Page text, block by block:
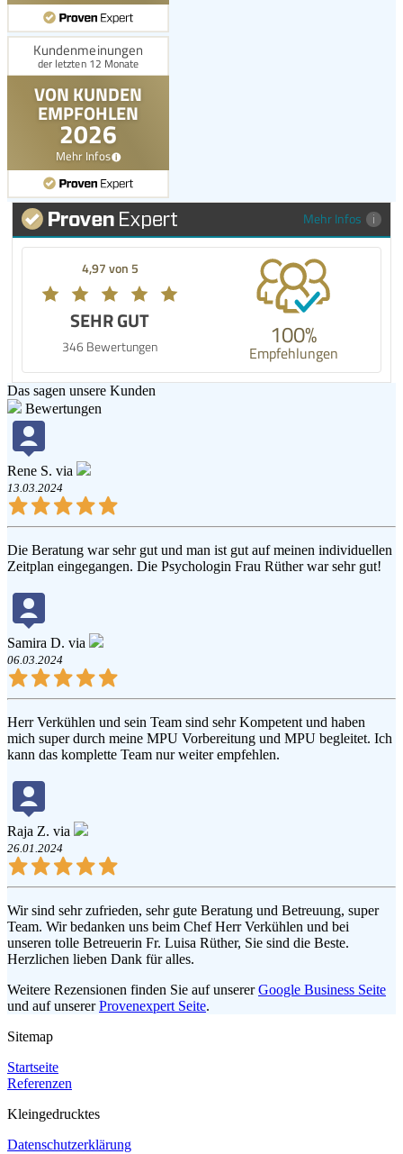
Mehr Infos
4,97 von 5
SEHR GUT
346 Bewertungen 100%
Empfehlungen
Das sagen unsere Kunden
Bewertungen
Rene S. via
13.03.2024
Die Beratung war sehr gut und man ist gut auf meinen individuellen
Zeitplan eingegangen. Die Psychologin Frau Rüther war sehr gut!
Samira D. via
06.03.2024
Herr Verkühlen und sein Team sind sehr Kompetent und haben
mich super durch meine MPU Vorbereitung und MPU begleitet. Ich
kann das komplette Team nur weiter empfehlen.
Raja Z. via
26.01.2024
Wir sind sehr zufrieden, sehr gute Beratung und Betreuung, super
Team. Wir bedanken uns beim Chef Herr Verkühlen und bei
unseren tolle Betreuerin Fr. Luisa Rüther, Sie sind die Beste.
Herzlichen lieben Dank für alles.
Weitere Rezensionen finden Sie auf unsererGoogle Business Seite
und auf unsererProvenexpert Seite.
Sitemap
Startseite
Referenzen
Kleingedrucktes
Datenschutzerklärung